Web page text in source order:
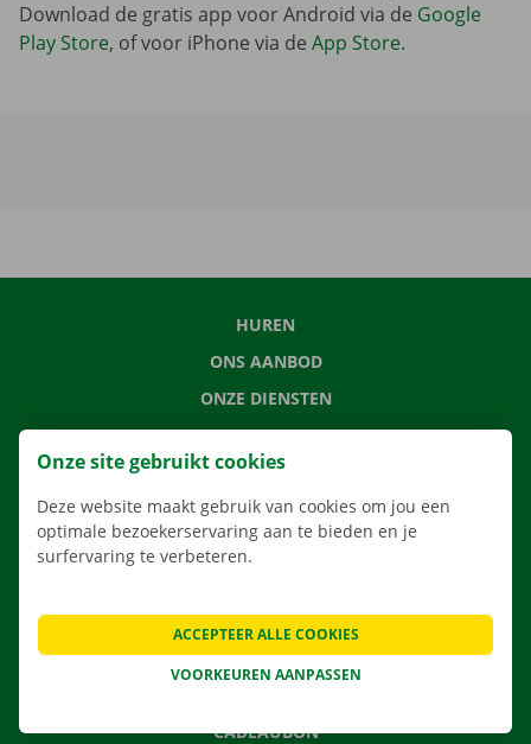
Download de gratis app voor Android via de Google
Play Store, of voor iPhone via de App Store.
HUREN
ONS AANBOD
ONZE DIENSTEN
LOCATIES
APP
VERHUISOPLOSSINGEN
CONTACTEER ONS
VEELGESTELDE VRAGEN
CADEAUBON
Onze site gebruikt cookies
Deze website maakt gebruik van cookies om jou een
optimale bezoekerservaring aan te bieden en je
surfervaring te verbeteren.
VOORKEUREN AANPASSEN
ACCEPTEER ALLE COOKIES